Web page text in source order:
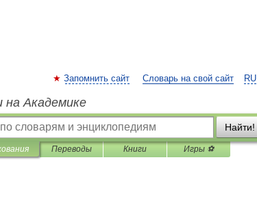
RU
Запомнить сайт Словарь на свой сайт
на Академике
Найти!
Переводы Книги Игры ⚽